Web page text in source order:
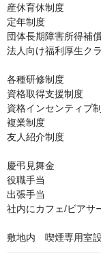
産休育休制度
定年制度
団体長期障害所得補
法人向け福利厚生ク
各種研修制度
資格取得支援制度
資格インセンティブ
複業制度
友人紹介制度
慶弔見舞金
役職手当
出張手当
社内にカフェ/ビアサ
敷地内　喫煙専用室